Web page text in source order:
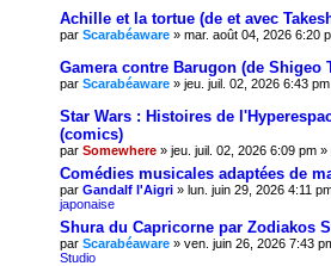
Achille et la tortue (de et avec
par Scarabéaware » mar. août 04, 2026 6:20
Gamera contre Barugon (de Shigeo
par Scarabéaware » jeu. juil. 02, 2026 6:43
Star Wars : Histoires de
(comics)
par Somewhere » jeu. juil. 02, 2026 6:09 pm »
Comédies musicales adaptées de
par Gandalf l'Aigri » lun. juin 29, 2026 4:11
japonaise
Shura du Capricorne par Zodiakos
par Scarabéaware » ven. juin 26, 2026 7:43
Studio